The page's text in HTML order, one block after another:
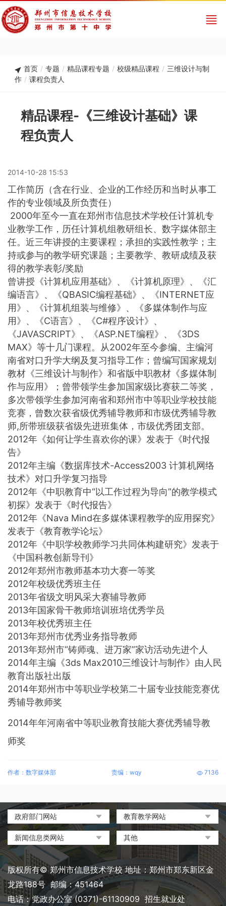
首页 / 专题 / 精品课程专题 / 校级精品课程 / 三维设计与制
作 / 课程负责人
精品课程-《三维设计基础》课
程负责人
2014-10-28 15:53
工作简历（含在行业、企业的工作经历和当时从事工
作的专业领域及所负责任）
2000年至今一直在郑州市信息技术学校任计算机专
业教学工作，历任计算机组教研组长、数字媒体部主
任。近三年讲授的主要课程；承担的实践性教学；主
持或参与的教学研究课题；主要教学、教研成绩及获
得的教学表彰/奖励
曾讲授《计算机应用基础》、《计算机原理》、《汇
编语言》、《QBASIC编程基础》、《INTERNET应
用》、《计算机组装与维修》、《多媒体制作与应
用》、《C语言》、《C#程序设计》、
《JAVASCRIPT》、《ASP.NET编程》、《3DS
MAX》等十几门课程。从2002年至今参编、主编河
南省对口升学大纲及复习指导工作；曾编写国家规划
教材《三维设计与制作》和省版中职教材《多媒体制
作与应用》；曾带领学生参加国家级比赛获二等奖，
多次带领学生参加河南省和郑州市中等职业学校技能
竞赛，曾数次获省级优秀辅导教师和市级优秀辅导教
师,所带班级获省级先进班集体，市级优秀团支部。
2012年《如何让学生喜欢你的课》发表于《时代报
告》
2012年主编《数据库技术-Access2003 计算机网络
技术》对口升学复习指导
2012年《中职教育中“以工作过程为导向”的教学模式
初探》发表于《时代报告》
2012年《Nava Mind在多媒体课程教学的应用探究》
发表于《教育教学论坛》
2012年《中职学校教师学习共同体构建研究》发表于
《中国科教创新导刊》
2012年郑州市教师基本功大赛一等奖
2012年校级优秀班主任
2013年省级文明风采大赛辅导教师
2013年国家骨干教师培训班培优秀学员
2013年校优秀班主任
2013年郑州市优秀业务指导教师
2013年郑州市“铸师魂、进万家”家访活动先进个人
2014年主编《3ds Max2010三维设计与制作》由人民
教育出版社出版
2014年郑州市中等职业学校第二十届专业技能竞赛优
秀辅导教师奖
2014年年河南省中等职业教育技能大赛优秀辅导教
师奖
作者：数字媒体部 责编：wqy 7136
政府部门网站
中国政府网
河南省人民政府
郑州市人民政府
教育教学网站
教育部政府门户网站
中国职业教育与成人教育网
河南省教育厅
河南省职业教育与成人教育
网
郑州市教育局政务网
新闻信息类网站
环球网
凤凰网
搜狐
网易
其他
中央电化教育馆
中国教育和科研计算机网
电脑报
大象网|河南网络广播电视台
版权所有© 郑州市信息技术学校 地址：郑州市郑东新区金
龙路188号 邮编：451464
电话：党政办公室 (0371)-61130909 招生就业处